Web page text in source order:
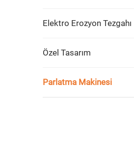
Elektro Erozyon Tezgahı
Özel Tasarım
Parlatma Makinesi